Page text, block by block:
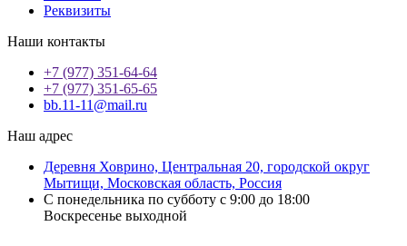
Реквизиты
Наши контакты
+7 (977) 351-64-64
+7 (977) 351-65-65
bb.11-11@mail.ru
Наш адрес
Деревня Ховрино, Центральная 20, городской округ
Мытищи, Московская область, Россия
С понедельника по субботу с 9:00 до 18:00
Воскресенье выходной